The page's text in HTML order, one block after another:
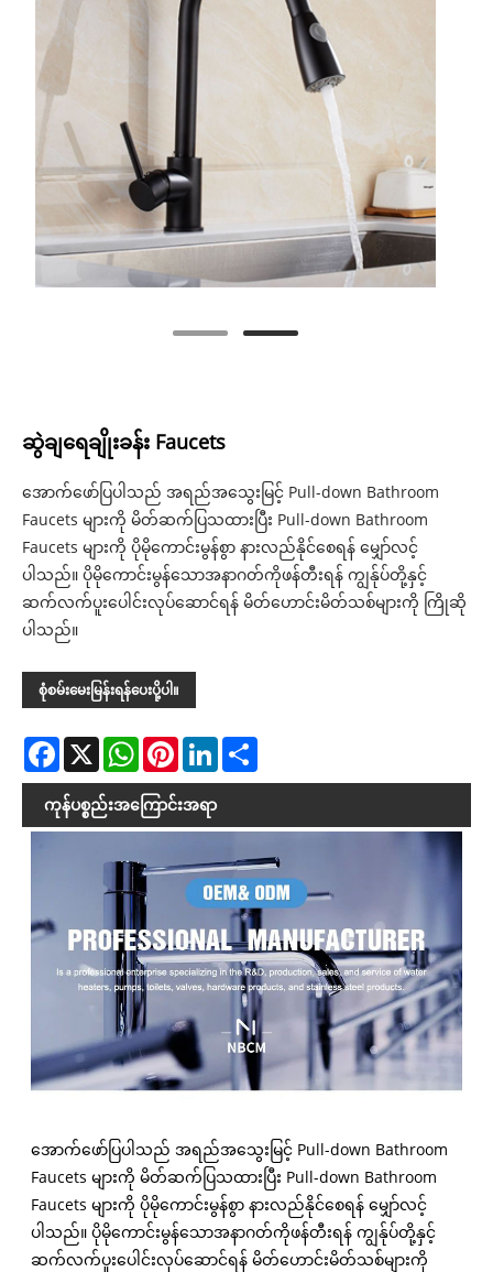
ဆွဲချရေချိုးခန်း Faucets
အောက်ဖော်ပြပါသည် အရည်အသွေးမြင့် Pull-down Bathroom
Faucets များကို မိတ်ဆက်ပြသထားပြီး Pull-down Bathroom
Faucets များကို ပိုမိုကောင်းမွန်စွာ နားလည်နိုင်စေရန် မျှော်လင့်
ပါသည်။ ပိုမိုကောင်းမွန်သောအနာဂတ်ကိုဖန်တီးရန် ကျွန်ုပ်တို့နှင့်
ဆက်လက်ပူးပေါင်းလုပ်ဆောင်ရန် မိတ်ဟောင်းမိတ်သစ်များကို ကြိုဆို
ပါသည်။
စုံစမ်းမေးမြန်းရန်ပေးပို့ပါ။
Facebook
X WhatsAppPinterestLinkedIn
ကုန်ပစ္စည်းအကြောင်းအရာ
အောက်ဖော်ပြပါသည် အရည်အသွေးမြင့် Pull-down Bathroom
Faucets များကို မိတ်ဆက်ပြသထားပြီး Pull-down Bathroom
Faucets များကို ပိုမိုကောင်းမွန်စွာ နားလည်နိုင်စေရန် မျှော်လင့်
ပါသည်။ ပိုမိုကောင်းမွန်သောအနာဂတ်ကိုဖန်တီးရန် ကျွန်ုပ်တို့နှင့်
ဆက်လက်ပူးပေါင်းလုပ်ဆောင်ရန် မိတ်ဟောင်းမိတ်သစ်များကို